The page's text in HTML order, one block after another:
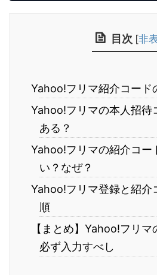
目次 [非
Yahoo!フリマ紹介コード
Yahoo!フリマの本人招待
ある？
Yahoo!フリマの紹介コー
い？なぜ？
Yahoo!フリマ登録と紹介
順
【まとめ】Yahoo!フリ
必ず入力すべし